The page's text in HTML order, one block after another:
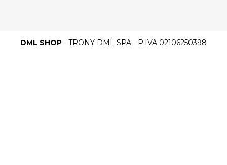
DML SHOP - TRONY DML SPA - P.IVA 02106250398